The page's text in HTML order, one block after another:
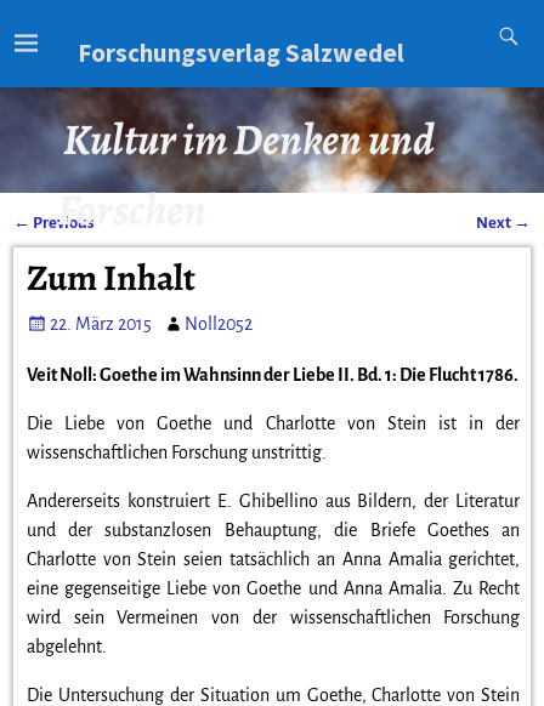
Forschungsverlag Salzwedel
Kultur im Denken und
Forschen
Artikelnavigation
← Previous Next →
Zum Inhalt
22. März 2015 Noll2052
Veit Noll: Goethe im Wahnsinn der Liebe II. Bd. 1: Die Flucht 1786.
Die Liebe von Goethe und Charlotte von Stein ist in der
wissenschaftlichen Forschung unstrittig.
Andererseits konstruiert E. Ghibellino aus Bildern, der Literatur
und der substanzlosen Behauptung, die Briefe Goethes an
Charlotte von Stein seien tatsächlich an Anna Amalia gerichtet,
eine gegenseitige Liebe von Goethe und Anna Amalia. Zu Recht
wird sein Vermeinen von der wissenschaftlichen Forschung
abgelehnt.
Die Untersuchung der Situation um Goethe, Charlotte von Stein